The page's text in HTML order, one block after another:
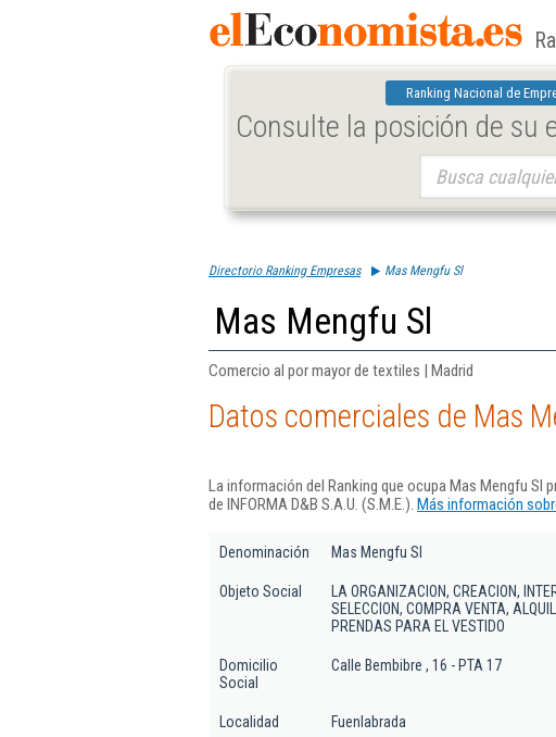
Ranking Nacional de
Consulte la posición de su
Directorio Ranking Empresas Mas Mengfu Sl
Mas Mengfu Sl
Comercio al por mayor de textiles | Madrid
Datos comerciales de Mas
La información del Ranking que ocupa Mas Mengfu Sl
de INFORMA D&B S.A.U. (S.M.E.). Más información
Denominación Mas Mengfu Sl
Objeto Social
LA ORGANIZACION, CREACION,
SELECCION, COMPRA VENTA,
PRENDAS PARA EL VESTIDO
Domicilio
Social
Calle Bembibre , 16 - PTA 17
Localidad Fuenlabrada